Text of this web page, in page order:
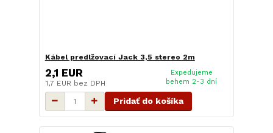
Kábel predlžovací Jack 3,5 stereo 2m
2,1 EUR
1,7 EUR bez DPH
Expedujeme
behem 2-3 dní
Pridať do košíka